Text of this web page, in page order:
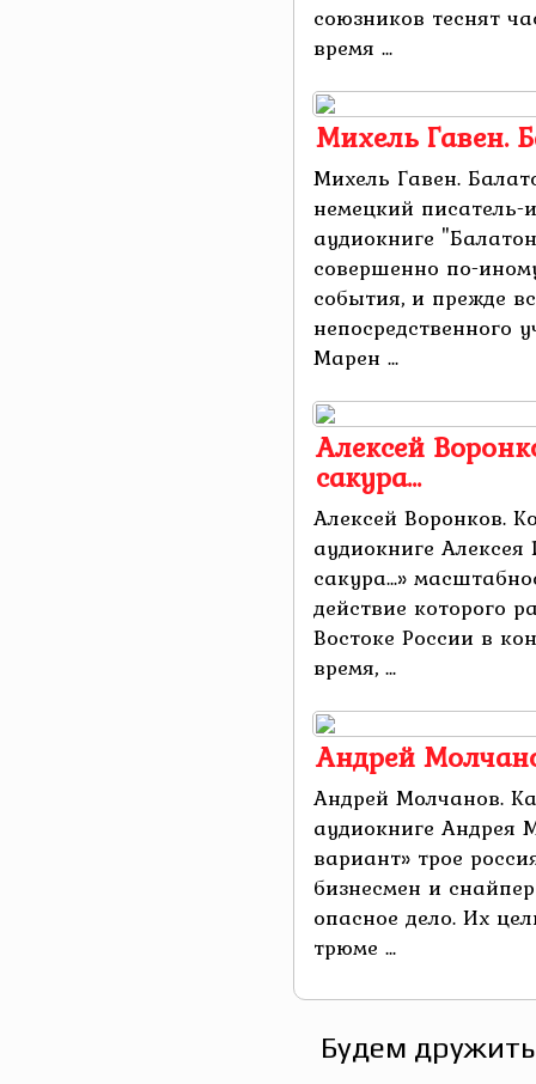
союзников теснят
время ...
Михель Гавен.
Михель Гавен.
немецкий писатель-
аудиокниге
совершенно по-
события, и прежде
непосредственного
Марен ...
Алексей
сакура…
Алексей Воронков.
аудиокниге Алексея
сакура...»
действие которого
Востоке России в
время, ...
Андрей
Андрей Молчанов.
аудиокниге Андрея
вариант» трое
бизнесмен и
опасное дело. Их
трюме ...
Будем